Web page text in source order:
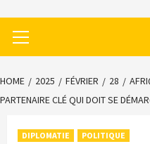
Menu
HOME 2025 FÉVRIER 28
PARTENAIRE CLÉ QUI DOIT SE
DIPLOMATIE POLITIQUE